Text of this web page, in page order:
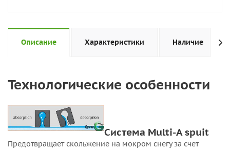
Описание Характеристики Наличие
Технологические особенности
Система Multi-A spuit
Предотвращает скольжение на мокром снегу за счет